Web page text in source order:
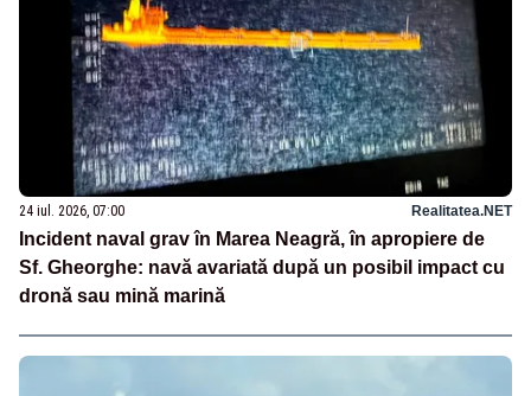
24 iul. 2026, 07:00 Realitatea.NET
Incident naval grav în Marea Neagră, în apropiere de
Sf. Gheorghe: navă avariată după un posibil impact cu
dronă sau mină marină